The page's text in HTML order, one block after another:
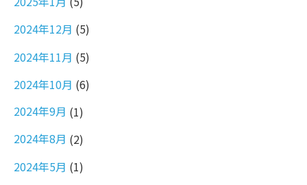
2024年12月 (5)
2024年11月 (5)
2024年10月 (6)
2024年9月 (1)
2024年8月 (2)
2024年5月 (1)